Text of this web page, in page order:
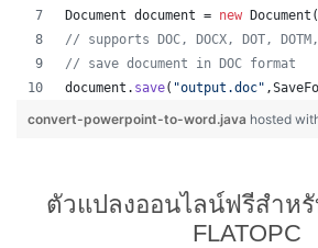
Document document = new Document (
// supports DOC, DOCX, DOT,
// save document in DOC format
document . save( "output.doc" ,
convert-powerpoint-to-word.java hosted
ตัวแปลงออนไลน์ฟรีสำหรั
FLATOPC